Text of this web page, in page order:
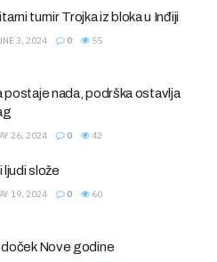
turnir Trojka iz bloka u Inđiji
3, 2024 0 55
postaje nada, podrška ostavlja
26, 2024 0 42
ljudi slože
19, 2024 0 60
Nove godine